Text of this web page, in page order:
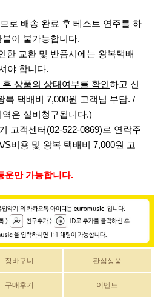
로 배송 완료 후 테스트 연주를 하
이 불가능합니다.
한 교환 및 반품시에는 왕복택배
야 합니다.
상품의 상태여부를 확인하고 신
복 택배비 7,000원 고객님 부담. /
은 실비청구됩니다.)
고객센터(02-522-0869)로 연락주
비용 및 왕복 택배비 7,000원 고
운만 가능합니다.
장바구니 관심상품
구매후기 이벤트